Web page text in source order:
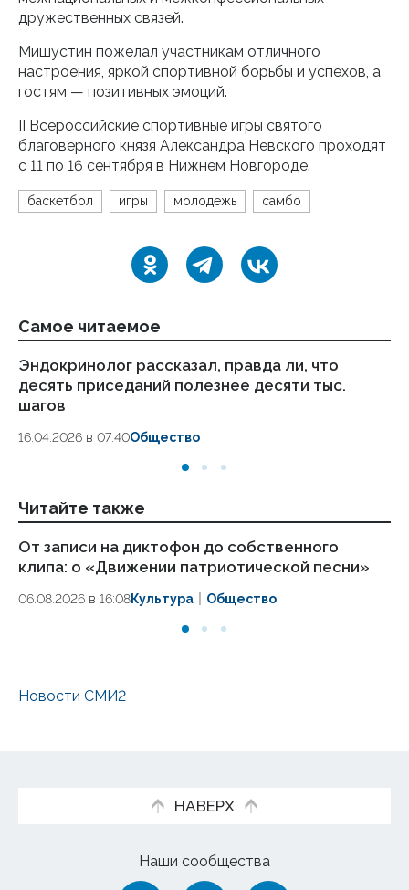
дружественных связей.
Мишустин пожелал участникам отличного
настроения, яркой спортивной борьбы и успехов, а
гостям — позитивных эмоций.
II Всероссийские спортивные игры святого
благоверного князя Александра Невского проходят
с 11 по 16 сентября в Нижнем Новгороде.
баскетбол игры молодежь самбо
Самое читаемое
Эндокринолог рассказал, правда ли, что
десять приседаний полезнее десяти тыс.
шагов
16.04.2026 в 07:40Общество
Читайте также
От записи на диктофон до собственного
клипа: о «Движении патриотической песни»
06.08.2026 в 16:08Культура Общество
Новости СМИ2
НАВЕРХ
Наши сообщества